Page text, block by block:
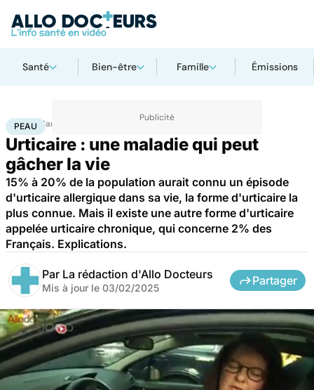
Santé Bien-être Famille Émissions
Accueil Santé
PEAU
Urticaire : une maladie qui peut
gâcher la vie
15% à 20% de la population aurait connu un épisode
d'urticaire allergique dans sa vie, la forme d'urticaire la
plus connue. Mais il existe une autre forme d'urticaire
appelée urticaire chronique, qui concerne 2% des
Français. Explications.
Par La rédaction d'Allo Docteurs
Mis à jour le 03/02/2025
Partager